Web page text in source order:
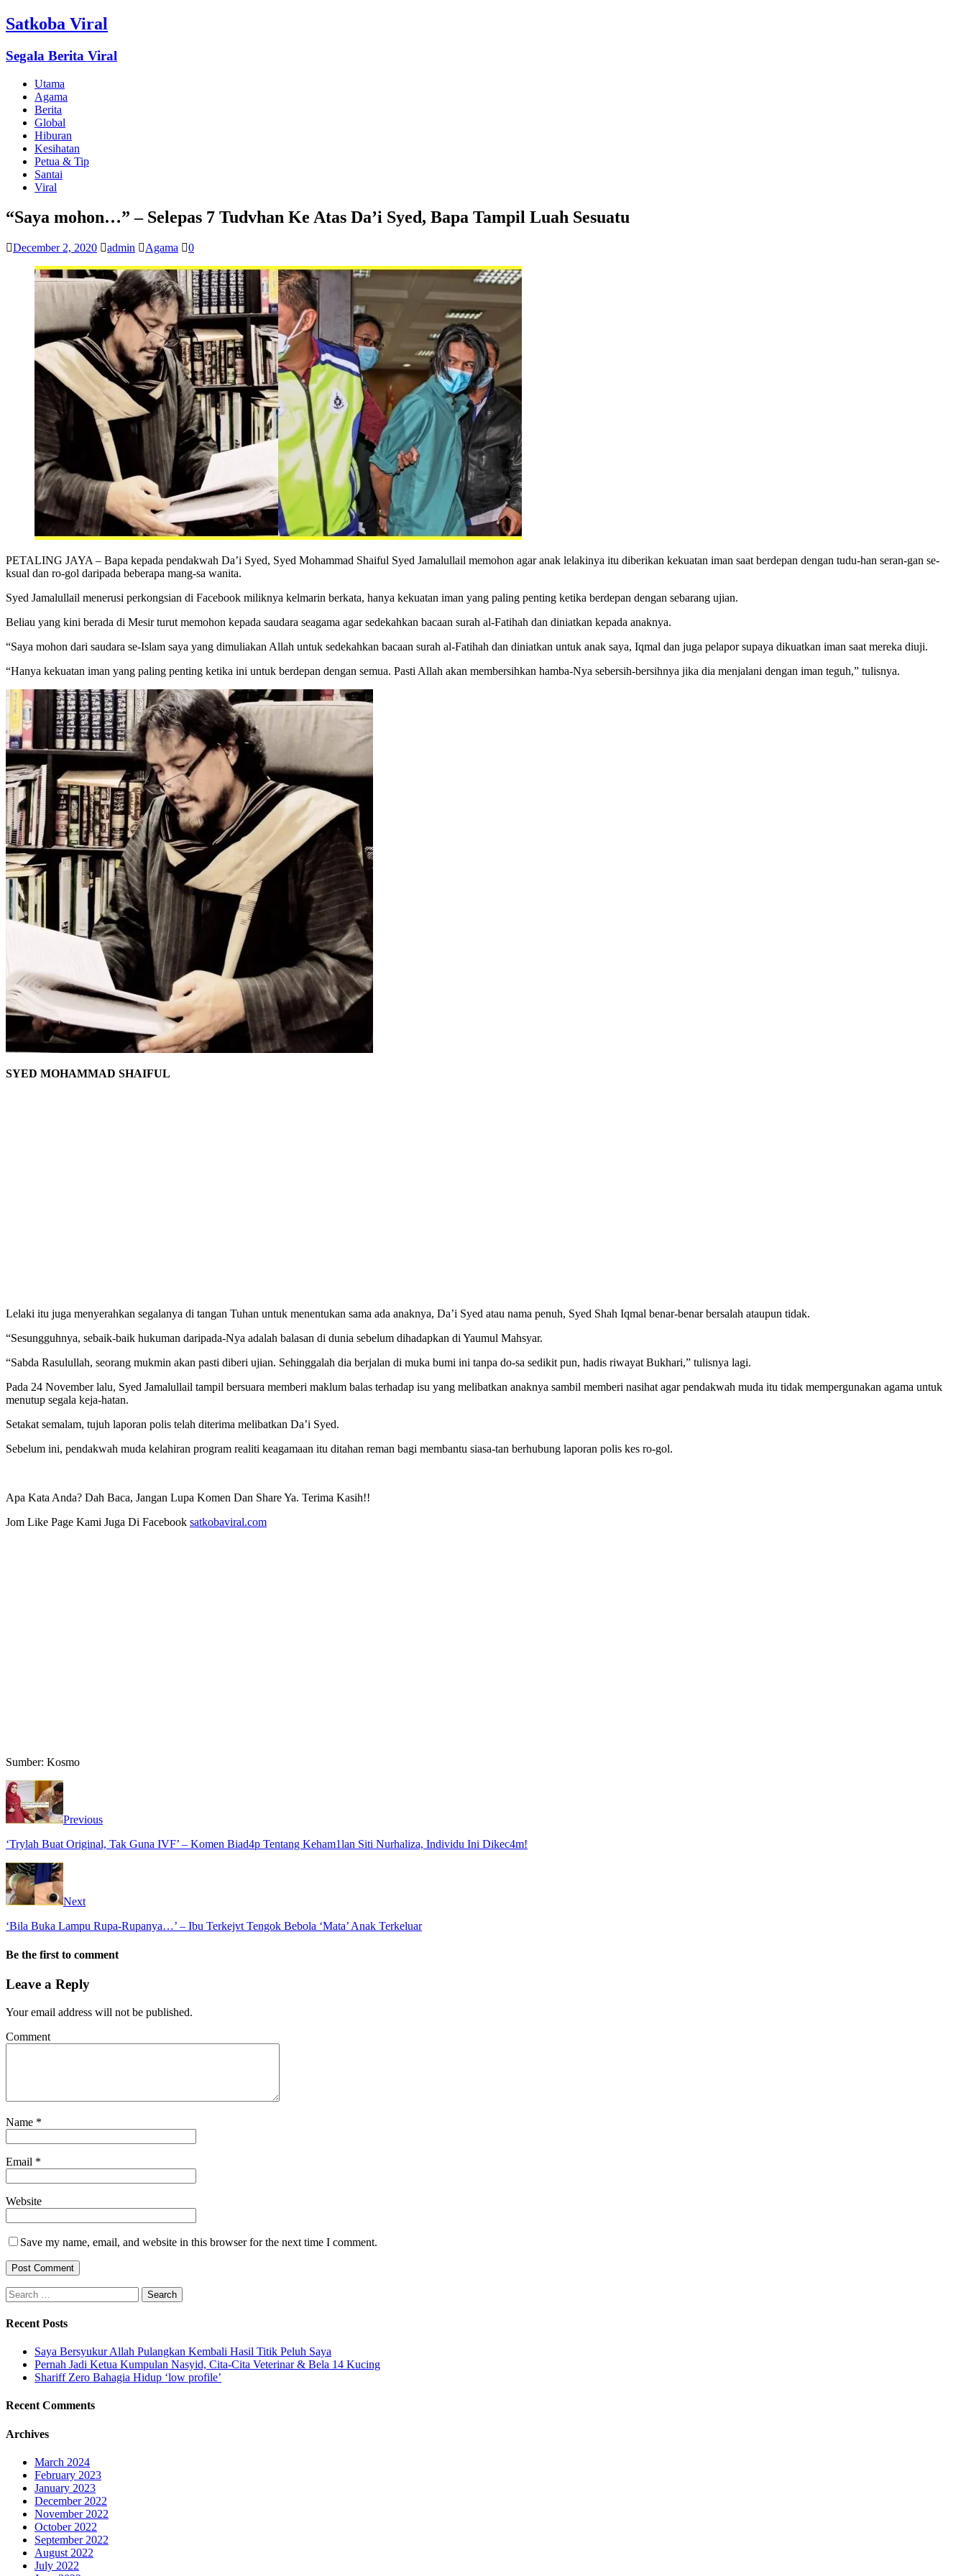
Satkoba Viral
Segala Berita Viral
Utama
Agama
Berita
Global
Hiburan
Kesihatan
Petua & Tip
Santai
Viral
“Saya mohon…” – Selepas 7 Tudvhan Ke Atas Da’i Syed, Bapa Tampil Luah Sesuatu
December 2, 2020 admin Agama 0
PETALING JAYA – Bapa kepada pendakwah Da’i Syed, Syed Mohammad Shaiful Syed Jamalullail memohon agar anak lelakinya itu diberikan kekuatan iman saat berdepan dengan tudu-han seran-gan se-
ksual dan ro-gol daripada beberapa mang-sa wanita.
Syed Jamalullail menerusi perkongsian di Facebook miliknya kelmarin berkata, hanya kekuatan iman yang paling pen­ting ketika berdepan dengan sebarang ujian.
Beliau yang kini berada di Mesir turut memohon kepada saudara seagama agar sedekahkan bacaan surah al-Fatihah dan di­niatkan kepada anaknya.
“Saya mohon dari saudara se-Islam saya yang dimuliakan Allah untuk sedekahkan bacaan surah al-Fatihah dan diniatkan untuk anak saya, Iqmal dan juga pelapor supaya dikuatkan iman saat mereka diuji.
“Hanya kekuatan iman yang paling penting ketika ini untuk berdepan dengan semua. Pasti Allah akan membersihkan hamba-Nya sebersih-bersihnya jika dia menjalani dengan iman teguh,” tulisnya.
SYED MOHAMMAD SHAIFUL
Lelaki itu juga menyerahkan segalanya di tangan Tuhan untuk menentukan sama ada anaknya, Da’i Syed atau nama penuh, Syed Shah Iqmal benar-benar bersalah ataupun tidak.
“Sesungguhnya, sebaik-baik hukuman daripada-Nya adalah balasan di dunia sebelum dihadapkan di Yaumul Mahsyar.
“Sabda Rasulullah, seorang mukmin akan pasti diberi ujian. Sehinggalah dia berjalan di muka bumi ini tanpa do-sa sedikit pun, hadis riwayat Bukhari,” tulisnya lagi.
Pada 24 November lalu, Syed Jamalullail tampil bersuara memberi maklum balas terhadap isu yang melibatkan anaknya sambil memberi nasihat agar pendakwah muda itu tidak mempergunakan agama untuk
menutup segala keja-hatan.
Setakat semalam, tujuh laporan polis telah diterima melibatkan Da’i Syed.
Sebelum ini, pendakwah muda kelahiran program realiti keagamaan itu ditahan reman bagi membantu siasa-tan berhubung laporan polis kes ro-gol.
Apa Kata Anda? Dah Baca, Jangan Lupa Komen Dan Share Ya. Terima Kasih!!
Jom Like Page Kami Juga Di Facebook satkobaviral.com
Sumber: Kosmo
Previous
‘Trylah Buat Original, Tak Guna IVF’ – Komen Biad4p Tentang Keham1lan Siti Nurhaliza, Individu Ini Dikec4m!
Next
‘Bila Buka Lampu Rupa-Rupanya…’ – Ibu Terkejvt Tengok Bebola ‘Mata’ Anak Terkeluar
Be the first to comment
Leave a Reply
Your email address will not be published.
Comment
Name *
Email *
Website
Save my name, email, and website in this browser for the next time I comment.
Search
for:
Recent Posts
Saya Bersyukur Allah Pulangkan Kembali Hasil Titik Peluh Saya
Pernah Jadi Ketua Kumpulan Nasyid, Cita-Cita Veterinar & Bela 14 Kucing
Shariff Zero Bahagia Hidup ‘low profile’
Recent Comments
Archives
March 2024
February 2023
January 2023
December 2022
November 2022
October 2022
September 2022
August 2022
July 2022